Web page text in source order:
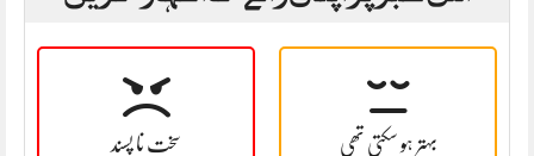
سخت نا پسند بہتر ہو سکتی تھی